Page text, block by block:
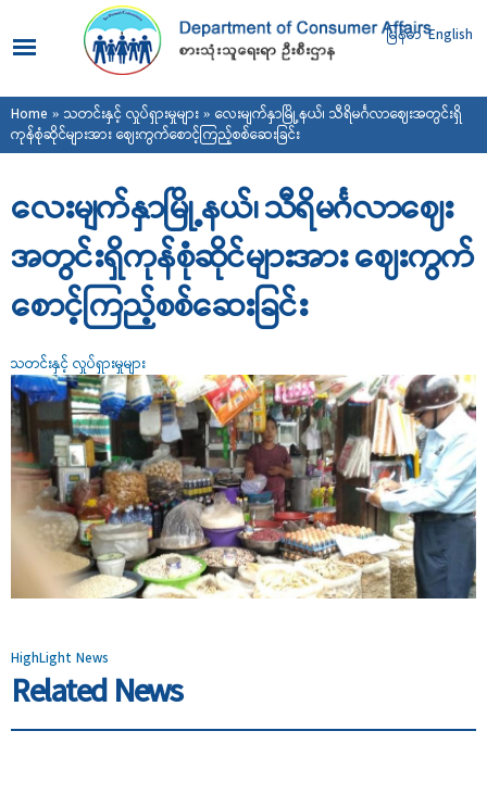
main
content
မြန်မာ English
You are here
Home » သတင်းနှင့် လှုပ်ရှားမှုများ» လေးမျက်နှာမြို့နယ်၊ သီရိမင်္ဂလာဈေးအတွင်းရှိ
ကုန်စုံဆိုင်များအား ဈေးကွက်စောင့်ကြည့်စစ်ဆေးခြင်း
လေးမျက်နှာမြို့နယ်၊ သီရိမင်္ဂလာဈေး
အတွင်းရှိကုန်စုံဆိုင်များအား ဈေးကွက်
စောင့်ကြည့်စစ်ဆေးခြင်း
သတင်းနှင့် လှုပ်ရှားမှုများ
HighLight News
Related News